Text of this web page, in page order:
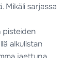
Mikäli sarjassa
pisteiden
alkulistan